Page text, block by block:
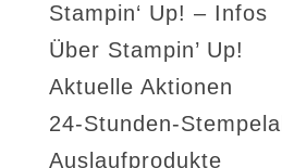
Stampin‘ Up! – Infos
Über Stampin’ Up!
Aktuelle Aktionen
24-Stunden-
Auslaufprodukte